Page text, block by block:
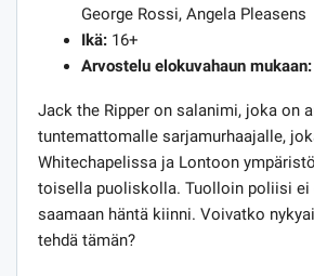
George Rossi, Angela Pleasens
Ikä: 16+
Arvostelu elokuvahaun mukaan:
Jack the Ripper on salanimi, joka on
tuntemattomalle sarjamurhaajalle,
Whitechapelissa ja Lontoon
toisella puoliskolla. Tuolloin poliisi ei
saamaan häntä kiinni. Voivatko
tehdä tämän?